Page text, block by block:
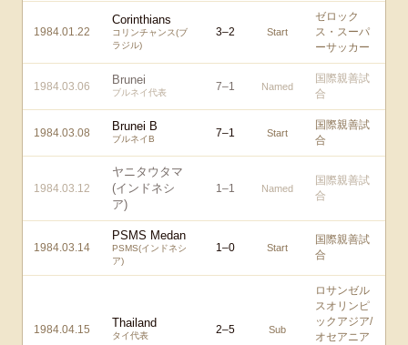
1984.01.22
Corinthians
コリンチャンス(ブ
ラジル)
3–2 Start
ゼロック
ス・スーパ
ーサッカー
1984.03.06 Brunei
ブルネイ代表 7–1 Named
国際親善試
合
1984.03.08 Brunei B
ブルネイB 7–1 Start
国際親善試
合
1984.03.12
ヤニタウタマ
(インドネシ
ア)
1–1 Named
国際親善試
合
1984.03.14
PSMS Medan
PSMS(インドネシ
ア)
1–0 Start
国際親善試
合
1984.04.15 Thailand
タイ代表 2–5 Sub
ロサンゼル
スオリンピ
ックアジア/
オセアニア